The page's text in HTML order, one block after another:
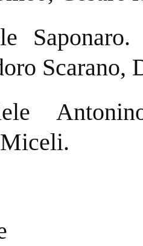
Scarano,